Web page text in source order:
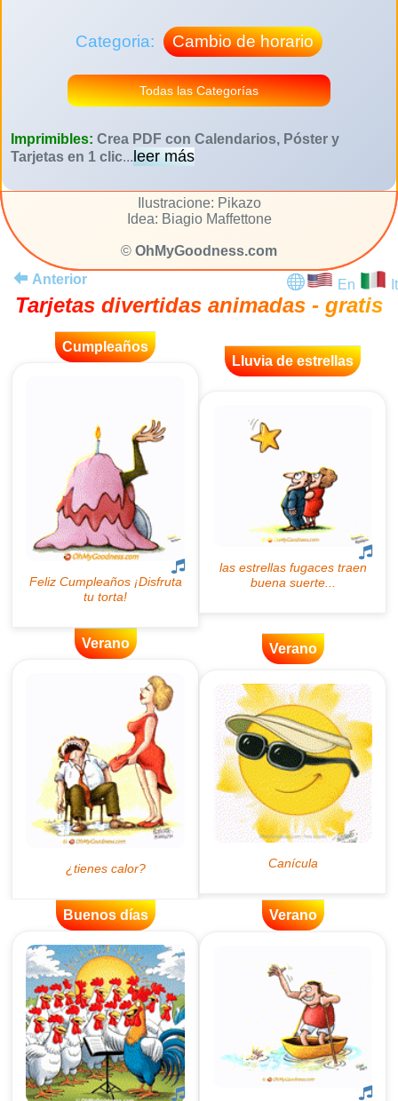
Categoria: Cambio de horario
Todas las Categorías
Imprimibles: Crea PDF con Calendarios, Póster y
Tarjetas en 1 clic... leer más
Ilustracione: Pikazo
Idea: Biagio Maffettone
© OhMyGoodness.com
Anterior
En It
Tarjetas divertidas animadas - gratis
Cumpleaños
Lluvia de estrellas
Verano Verano
Buenos días Verano